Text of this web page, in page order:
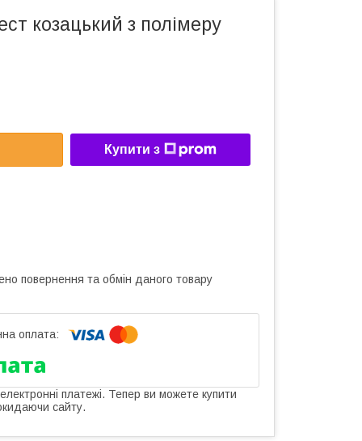
козацький з полімеру
Купити з
повернення та обмін даного товару
платежі. Тепер ви можете купити
сайту.